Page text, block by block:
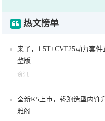
热文榜单
来了，1.5T+CVT25动力套
整版
资讯
全新K5上市，轿跑造型内饰
雅阁